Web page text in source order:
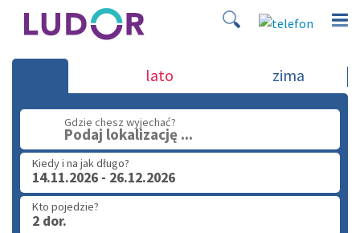
Hotel San Valier *** - Cavalese - Val di
(32) 720 60 56
lato zima
Gdzie chesz wyjechać?
Podaj lokalizację ...
Kiedy i na jak długo?
14.11.2026 - 26.12.2026
Kto pojedzie?
2 dor.